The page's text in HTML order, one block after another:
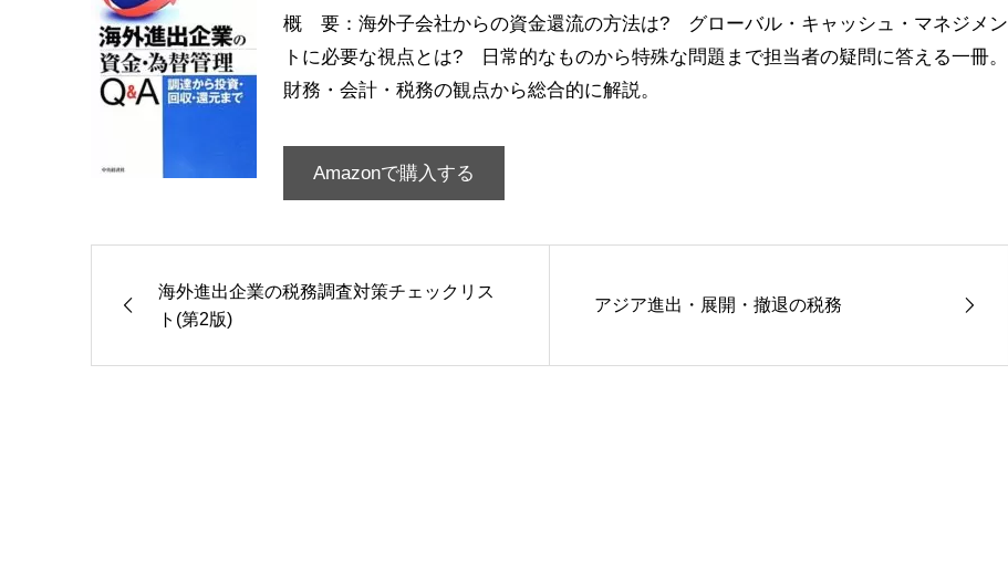
概 要：海外子会社からの資金還流の方法は? グローバル・キャッシュ・マネジメン
トに必要な視点とは? 日常的なものから特殊な問題まで担当者の疑問に答える一冊。
財務・会計・税務の観点から総合的に解説。
Amazonで購入する
海外進出企業の税務調査対策チェックリス
ト(第2版)
アジア進出・展開・撤退の税務